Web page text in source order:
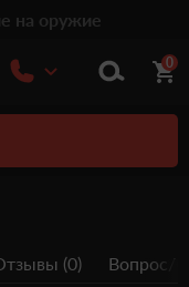
на оружие
0
(0) Вопрос/